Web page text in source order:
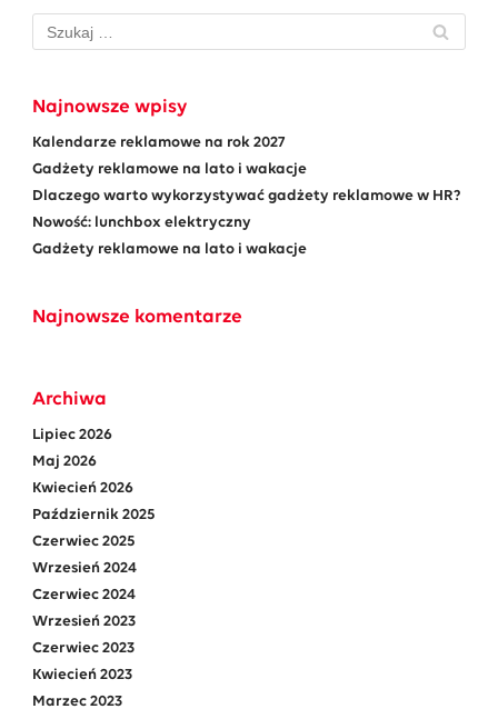
Najnowsze wpisy
Kalendarze reklamowe na rok 2027
Gadżety reklamowe na lato i wakacje
Dlaczego warto wykorzystywać gadżety reklamowe w HR?
Nowość: lunchbox elektryczny
Gadżety reklamowe na lato i wakacje
Najnowsze komentarze
Archiwa
Lipiec 2026
Maj 2026
Kwiecień 2026
Październik 2025
Czerwiec 2025
Wrzesień 2024
Czerwiec 2024
Wrzesień 2023
Czerwiec 2023
Kwiecień 2023
Marzec 2023